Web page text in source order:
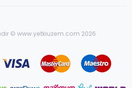
© www.yetkiuzem.com 2026